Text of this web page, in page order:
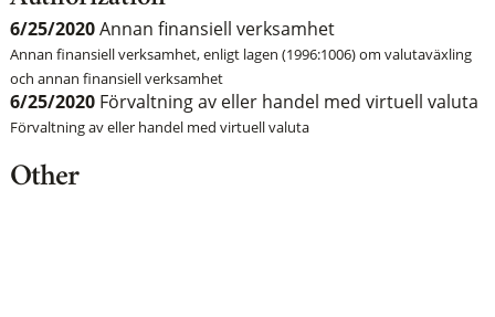
6/25/2020Annan finansiell verksamhet
Annan finansiell verksamhet, enligt lagen (1996:1006) om valutaväxling
och annan finansiell verksamhet
6/25/2020Förvaltning av eller handel med virtuell valuta
Förvaltning av eller handel med virtuell valuta
Other